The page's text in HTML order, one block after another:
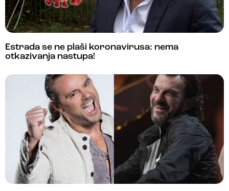
Estrada se ne plaši koronavirusa: nema
otkazivanja nastupa!